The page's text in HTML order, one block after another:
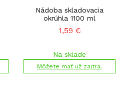
Nádoba skladovacia
okrúhla 1100 ml
1,59 €
Na sklade
Môžete mať už zajtra.